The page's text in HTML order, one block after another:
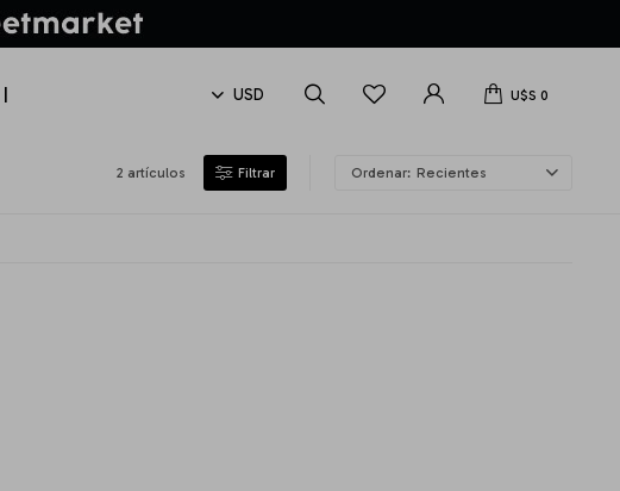
U$S 0
2 artículos Recientes